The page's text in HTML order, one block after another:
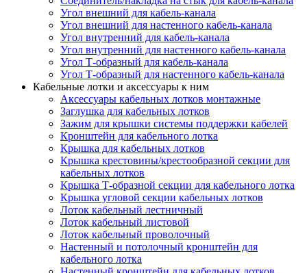
Угол внешний для кабель-канала
Угол внешний для настенного кабель-канала
Угол внутренний для кабель-канала
Угол внутренний для настенного кабель-канала
Угол Т-образный для кабель-канала
Угол Т-образный для настенного кабель-канала
Кабельные лотки и аксессуары к ним
Аксессуары кабельных лотков монтажные
Заглушка для кабельных лотков
Зажим для крышки системы поддержки кабелей
Кронштейн для кабельного лотка
Крышка для кабельных лотков
Крышка крестовины/крестообразной секции для
кабельных лотков
Крышка Т-образной секции для кабельного лотка
Крышка угловой секции кабельных лотков
Лоток кабельный лестничный
Лоток кабельный листовой
Лоток кабельный проволочный
Настенный и потолочный кронштейн для
кабельного лотка